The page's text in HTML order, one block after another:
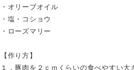
・オリーブオイル
・塩・コショウ
・ローズマリー
【作り方】
１．豚肉を２ｃｍくらいの食べやすい大